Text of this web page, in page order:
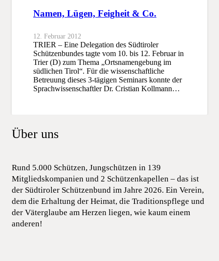
Namen, Lügen, Feigheit & Co.
12. Februar 2012
TRIER – Eine Delegation des Südtiroler
Schützenbundes tagte vom 10. bis 12. Februar in
Trier (D) zum Thema „Ortsnamengebung im
südlichen Tirol“. Für die wissenschaftliche
Betreuung dieses 3-tägigen Seminars konnte der
Sprachwissenschaftler Dr. Cristian Kollmann…
Über uns
Rund 5.000 Schützen, Jungschützen in 139
Mitgliedskompanien und 2 Schützenkapellen – das ist
der Südtiroler Schützenbund im Jahre 2026. Ein Verein,
dem die Erhaltung der Heimat, die Traditionspflege und
der Väterglaube am Herzen liegen, wie kaum einem
anderen!